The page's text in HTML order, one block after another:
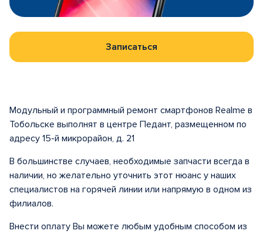
Записаться
Модульный и программный ремонт смартфонов Realme в
Тобольске выполнят в центре Педант, размещенном по
адресу 15-й микрорайон, д. 21
В большинстве случаев, необходимые запчасти всегда в
наличии, но желательно уточнить этот нюанс у наших
специалистов на горячей линии или напрямую в одном из
филиалов.
Внести оплату Вы можете любым удобным способом из